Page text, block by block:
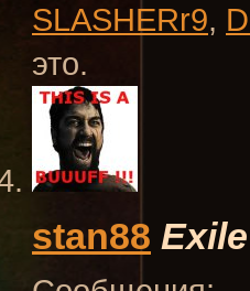
SLASHERr9,
это.
stan88 Exile